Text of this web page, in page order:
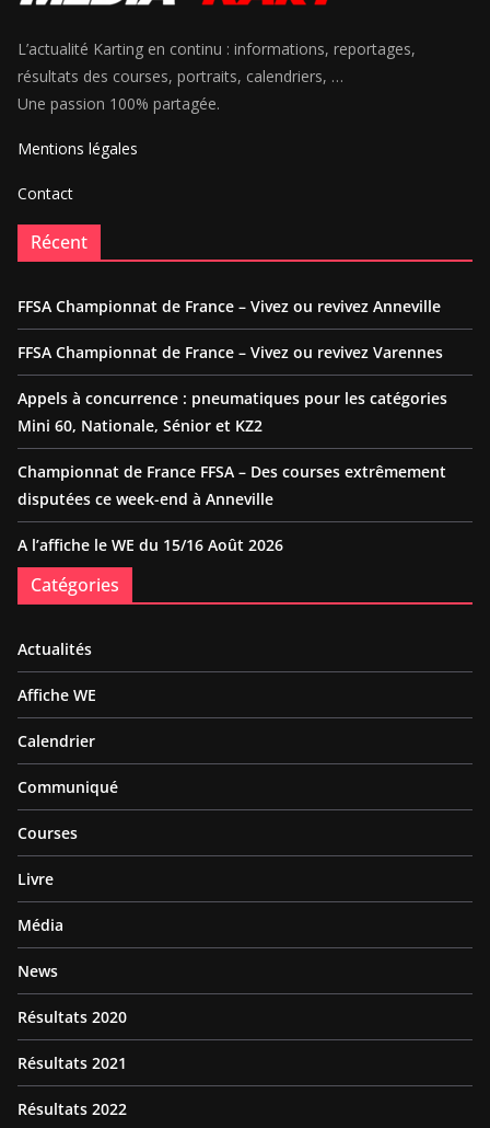
L’actualité Karting en continu : informations, reportages,
résultats des courses, portraits, calendriers, …
Une passion 100% partagée.
Mentions légales
Contact
Récent
FFSA Championnat de France – Vivez ou revivez Anneville
FFSA Championnat de France – Vivez ou revivez Varennes
Appels à concurrence : pneumatiques pour les catégories
Mini 60, Nationale, Sénior et KZ2
Championnat de France FFSA – Des courses extrêmement
disputées ce week-end à Anneville
A l’affiche le WE du 15/16 Août 2026
Catégories
Actualités
Affiche WE
Calendrier
Communiqué
Courses
Livre
Média
News
Résultats 2020
Résultats 2021
Résultats 2022